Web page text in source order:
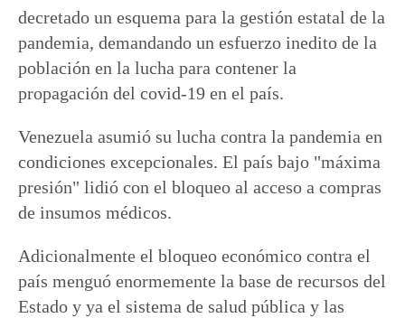
decretado un esquema para la gestión estatal de la
pandemia, demandando un esfuerzo inedito de la
población en la lucha para contener la
propagación del covid-19 en el país.
Venezuela asumió su lucha contra la pandemia en
condiciones excepcionales. El país bajo "máxima
presión" lidió con el bloqueo al acceso a compras
de insumos médicos.
Adicionalmente el bloqueo económico contra el
país menguó enormemente la base de recursos del
Estado y ya el sistema de salud pública y las